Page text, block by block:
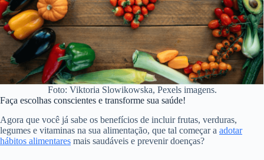
Foto: Viktoria Slowikowska, Pexels imagens.
Faça escolhas conscientes e transforme sua saúde!
Agora que você já sabe os benefícios de incluir frutas, verduras,
legumes e vitaminas na sua alimentação, que tal começar a adotar
hábitos alimentares mais saudáveis e prevenir doenças?